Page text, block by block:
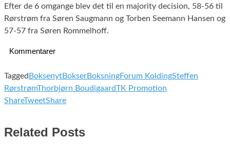
Efter de 6 omgange blev det til en majority decision, 58-56 til
Rørstrøm fra Søren Saugmann og Torben Seemann Hansen og
57-57 fra Søren Rommelhoff.
Kommentarer
Tagged BoksenytBokserBoksningForum KoldingSteffen
RørstrømThorbjørn BoudigaardTK Promotion
ShareTweetShare
Related Posts